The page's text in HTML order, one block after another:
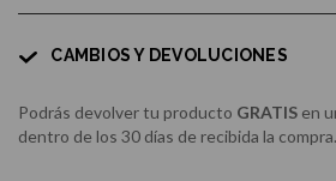
CAMBIOS Y DEVOLUCIONES
Podrás devolver tu producto GRATIS en
dentro de los 30 días de recibida la compra.